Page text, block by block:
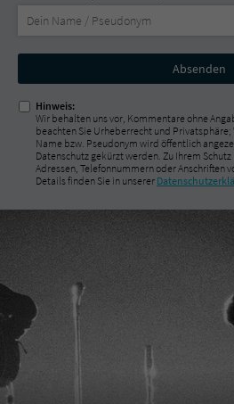
Nicht
ausfüllen!
Hinweis:
Wir behalten uns vor, Kommentare ohne
beachten Sie Urheberrecht und
Name bzw. Pseudonym wird öffentlich
Datenschutz gekürzt werden. Zu Ihrem
Adressen, Telefonnummern oder Anschriften
Details finden Sie in unserer